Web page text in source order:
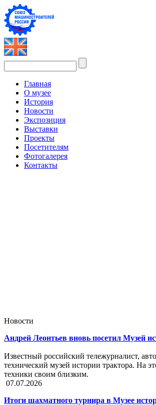
Главная
О музее
История
Новости
Экспозиция
Выставки
Проекты
Посетителям
Фотогалерея
Контакты
Новости
Андрей Леонтьев вновь посетил Музей
Известный российский тележурналист,
технический музей истории трактора. На
техники своим близким.
07.07.2026
Итоги шахматного турнира в Музее